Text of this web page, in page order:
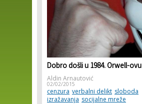
Dobro došli u 1984. Orwell-ovu
Aldin Arnautović
02/02/2015
cenzura verbalni delikt sloboda
izražavanja socijalne mreže